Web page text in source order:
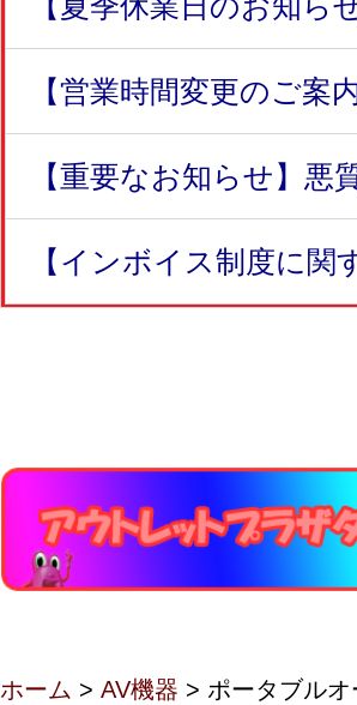
【営業時間変更のご案内
【重要なお知らせ】
【インボイス制度に関
ホーム > AV機器 > ポータブルオ